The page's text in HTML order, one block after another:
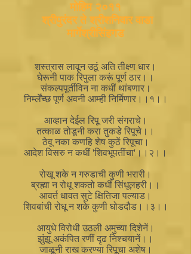
मोहिम २०११
श्रीपुरंदर ते श्रीशनिवार वाडा
मार्गेश्रीसिंहगड
शस्त्रास लावून उठूं अति तीक्ष्ण धार।
घेरूनी पाक रिपुला करूं पूर्ण ठार।।
संकल्पपूर्तीविन ना कधीं थांबणार।
निर्म्लेंच्छ पूर्ण अवनी आम्ही निर्मिणार।।१।।
आव्हान देईल रिपू जरी संगराचे।
तत्काळ तोडूनी करा तुकडे रिपूचे।।
ठेवू नका कणहि शेष कुठें रिपूचा।
आदेश विसरु न कधीं 'शिवभूपतींचा'।।२।।
रोखू शके न गरुडाची कुणी भरारी।
ब्रह्मा न रोधू शकतो कधीं सिंधूलहरी।।
आवर्त धावत सुटे क्षितिजा पल्याड।
शिवबांची रोधू न शके कुणी घोडदौड।।३।।
आयुधे विरोधी उठली अमुच्या दिशेनें।
झुंझू अकंपित रणीं दृढ निश्चयानें।।
जाळूनी राख करण्या रिपूचा अशेष।